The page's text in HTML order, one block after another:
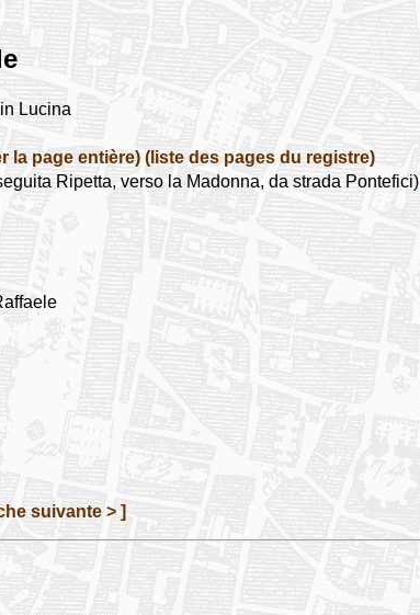
Lucina
la page entière) (liste des pages du registre)
Ripetta, verso la Madonna, da strada Pontefici)
suivante > ]